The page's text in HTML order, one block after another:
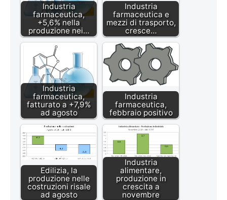
Industria
farmaceutica,
+5,6% nella
produzione nei…
Industria
farmaceutica e
mezzi di trasporto,
cresce…
Industria
farmaceutica,
fatturato a +7,9%
ad agosto
Industria
farmaceutica,
febbraio positivo
Edilizia, la
produzione nelle
costruzioni risale
ad agosto
Industria
alimentare,
produzione in
crescita a
novembre